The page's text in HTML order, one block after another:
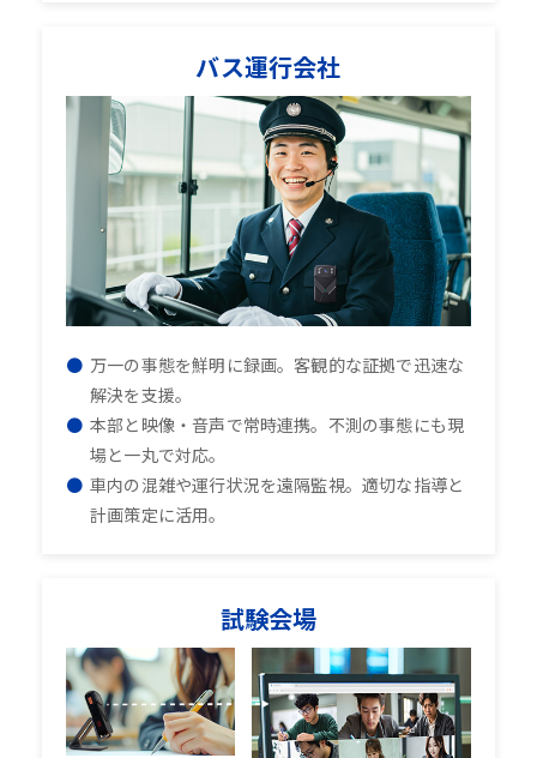
バス運行会社
万一の事態を鮮明に録画。客観的な証拠で迅速な
解決を支援。
本部と映像・音声で常時連携。不測の事態にも現
場と一丸で対応。
車内の混雑や運行状況を遠隔監視。適切な指導と
計画策定に活用。
試験会場